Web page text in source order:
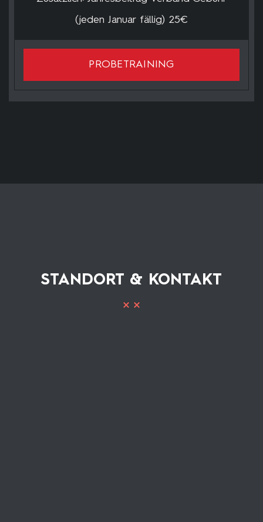
(jeden Januar fällig) 25€
PROBETRAINING
STANDORT & KONTAKT